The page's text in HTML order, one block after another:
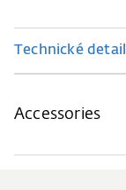
Technické
Accessories